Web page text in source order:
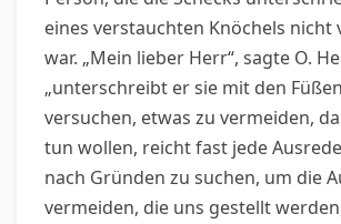
eines verstauchten Knöchels nicht
war. „Mein lieber Herr“, sagte O.
„unterschreibt er sie mit den
versuchen, etwas zu vermeiden,
tun wollen, reicht fast jede
nach Gründen zu suchen, um die
vermeiden, die uns gestellt